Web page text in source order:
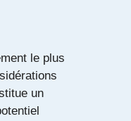
le plus
un